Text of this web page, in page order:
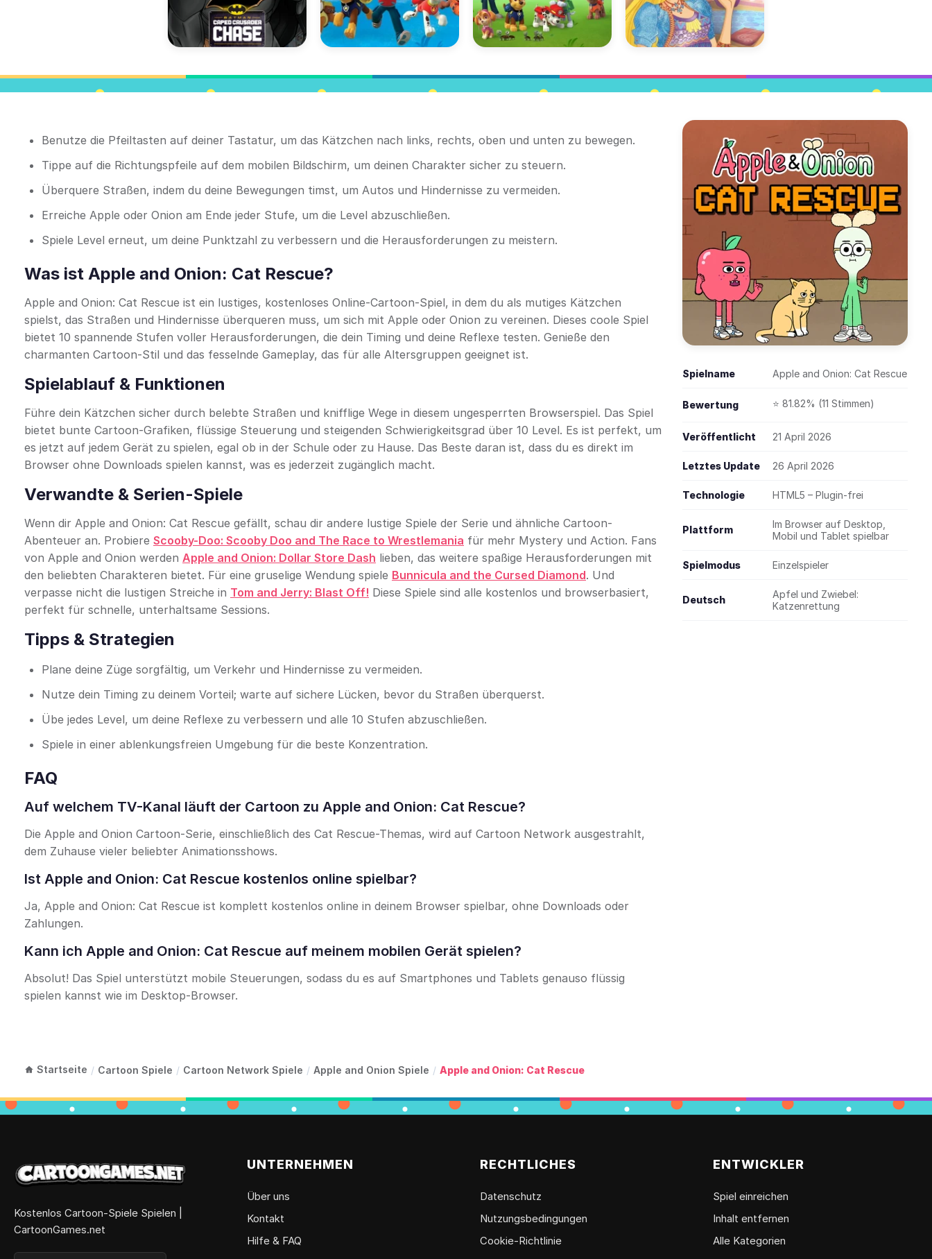
Benutze die Pfeiltasten auf deiner Tastatur, um das Kätzchen nach links, rechts, oben und unten zu bewegen.
Tippe auf die Richtungspfeile auf dem mobilen Bildschirm, um deinen Charakter sicher zu steuern.
Überquere Straßen, indem du deine Bewegungen timst, um Autos und Hindernisse zu vermeiden.
Erreiche Apple oder Onion am Ende jeder Stufe, um die Level abzuschließen.
Spiele Level erneut, um deine Punktzahl zu verbessern und die Herausforderungen zu meistern.
Was ist Apple and Onion: Cat Rescue?
Apple and Onion: Cat Rescue ist ein lustiges, kostenloses Online-Cartoon-Spiel, in dem du als mutiges Kätzchen
spielst, das Straßen und Hindernisse überqueren muss, um sich mit Apple oder Onion zu vereinen. Dieses coole Spiel
bietet 10 spannende Stufen voller Herausforderungen, die dein Timing und deine Reflexe testen. Genieße den
charmanten Cartoon-Stil und das fesselnde Gameplay, das für alle Altersgruppen geeignet ist.
Spielablauf & Funktionen
Führe dein Kätzchen sicher durch belebte Straßen und knifflige Wege in diesem ungesperrten Browserspiel. Das Spiel
bietet bunte Cartoon-Grafiken, flüssige Steuerung und steigenden Schwierigkeitsgrad über 10 Level. Es ist perfekt, um
es jetzt auf jedem Gerät zu spielen, egal ob in der Schule oder zu Hause. Das Beste daran ist, dass du es direkt im
Browser ohne Downloads spielen kannst, was es jederzeit zugänglich macht.
Verwandte & Serien-Spiele
Wenn dir Apple and Onion: Cat Rescue gefällt, schau dir andere lustige Spiele der Serie und ähnliche Cartoon-
Abenteuer an. Probiere Scooby-Doo: Scooby Doo and The Race to Wrestlemania für mehr Mystery und Action. Fans
von Apple and Onion werden Apple and Onion: Dollar Store Dash lieben, das weitere spaßige Herausforderungen mit
den beliebten Charakteren bietet. Für eine gruselige Wendung spiele Bunnicula and the Cursed Diamond. Und
verpasse nicht die lustigen Streiche in Tom and Jerry: Blast Off! Diese Spiele sind alle kostenlos und browserbasiert,
perfekt für schnelle, unterhaltsame Sessions.
Tipps & Strategien
Plane deine Züge sorgfältig, um Verkehr und Hindernisse zu vermeiden.
Nutze dein Timing zu deinem Vorteil; warte auf sichere Lücken, bevor du Straßen überquerst.
Übe jedes Level, um deine Reflexe zu verbessern und alle 10 Stufen abzuschließen.
Spiele in einer ablenkungsfreien Umgebung für die beste Konzentration.
FAQ
Auf welchem TV-Kanal läuft der Cartoon zu Apple and Onion: Cat Rescue?
Die Apple and Onion Cartoon-Serie, einschließlich des Cat Rescue-Themas, wird auf Cartoon Network ausgestrahlt,
dem Zuhause vieler beliebter Animationsshows.
Ist Apple and Onion: Cat Rescue kostenlos online spielbar?
Ja, Apple and Onion: Cat Rescue ist komplett kostenlos online in deinem Browser spielbar, ohne Downloads oder
Zahlungen.
Kann ich Apple and Onion: Cat Rescue auf meinem mobilen Gerät spielen?
Absolut! Das Spiel unterstützt mobile Steuerungen, sodass du es auf Smartphones und Tablets genauso flüssig
spielen kannst wie im Desktop-Browser.
Spielname Apple and Onion: Cat Rescue
Bewertung ⭐ 81.82% (11 Stimmen)
Veröffentlicht 21 April 2026
Letztes Update 26 April 2026
Technologie HTML5 – Plugin-frei
Plattform
Im Browser auf Desktop,
Mobil und Tablet spielbar
Spielmodus Einzelspieler
Deutsch
Apfel und Zwiebel:
Katzenrettung
Startseite / Cartoon Spiele / Cartoon Network Spiele / Apple and Onion Spiele / Apple and Onion: Cat Rescue
Kostenlos Cartoon-Spiele Spielen |
CartoonGames.net
UNTERNEHMEN
Über uns
Kontakt
Hilfe & FAQ
RECHTLICHES
Datenschutz
Nutzungsbedingungen
Cookie-Richtlinie
ENTWICKLER
Spiel einreichen
Inhalt entfernen
Alle Kategorien